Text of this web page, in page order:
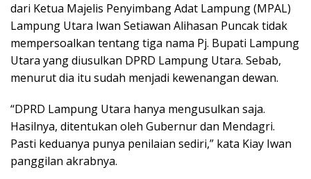
dari Ketua Majelis Penyimbang Adat Lampung (MPAL)
Lampung Utara Iwan Setiawan Alihasan Puncak tidak
mempersoalkan tentang tiga nama Pj. Bupati Lampung
Utara yang diusulkan DPRD Lampung Utara. Sebab,
menurut dia itu sudah menjadi kewenangan dewan.
“DPRD Lampung Utara hanya mengusulkan saja.
Hasilnya, ditentukan oleh Gubernur dan Mendagri.
Pasti keduanya punya penilaian sediri,” kata Kiay Iwan
panggilan akrabnya.